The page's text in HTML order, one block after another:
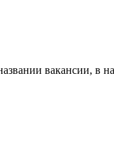
вакансии, в